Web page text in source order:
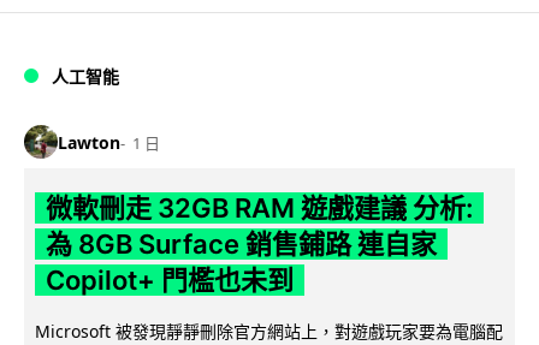
人工智能
Lawton 1 日
微軟刪走 32GB RAM 遊戲建議 分析:
為 8GB Surface 銷售鋪路 連自家
Copilot+ 門檻也未到
Microsoft 被發現靜靜刪除官方網站上，對遊戲玩家要為電腦配